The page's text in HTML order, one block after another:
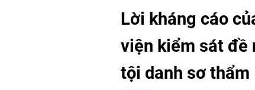
Lời kháng cáo
viện kiểm sát đề
tội danh sơ thẩm